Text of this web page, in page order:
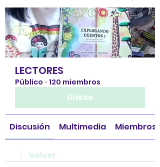
LECTORES
Público · 120 miembros
Unirse
Discusión Multimedia Miembros
Volver